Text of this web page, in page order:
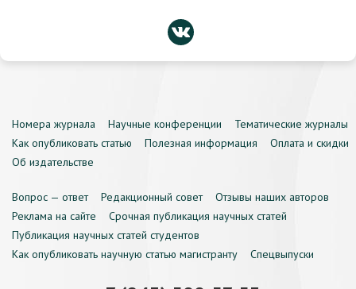
Номера журнала Научные конференции
Тематические журналы
Как опубликовать статью
Полезная информация
Оплата и скидки
Об издательстве
Вопрос — ответ Редакционный совет
Отзывы наших авторов
Реклама на сайте
Срочная публикация научных статей
Публикация научных статей студентов
Как опубликовать научную статью магистранту
Спецвыпуски